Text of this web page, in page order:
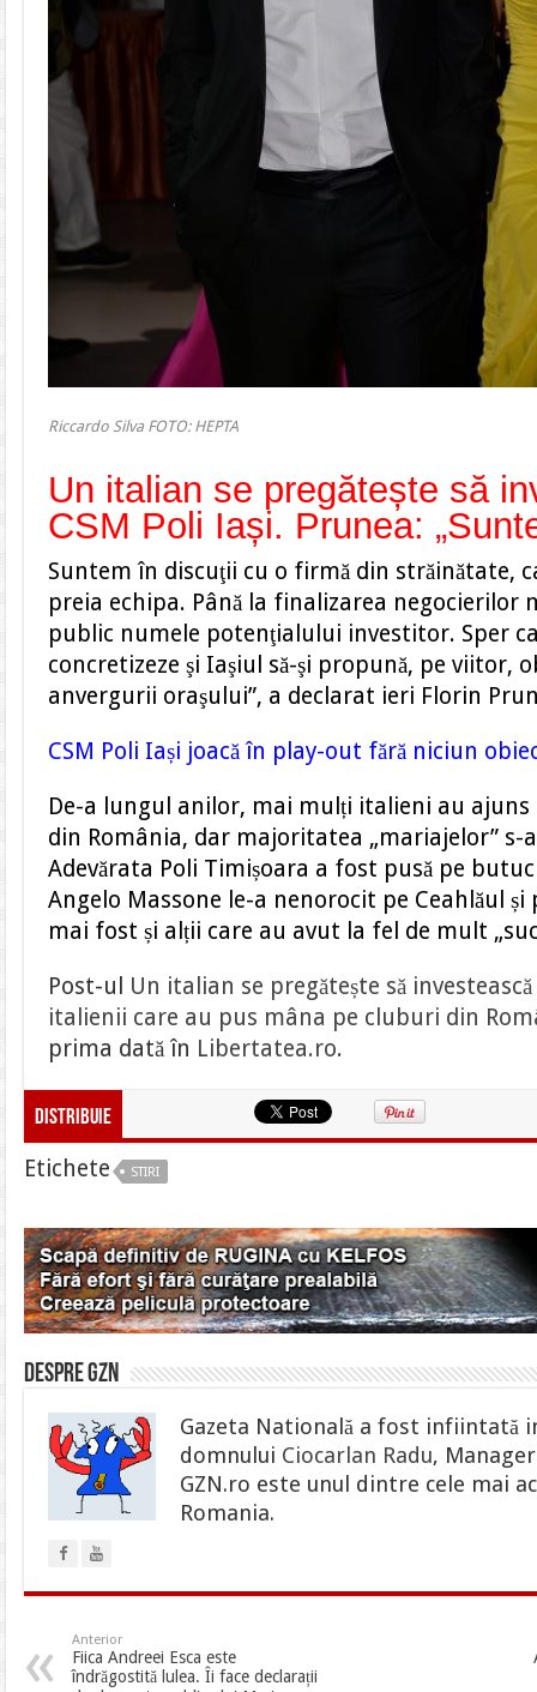
Riccardo Silva FOTO: HEPTA
Un italian se pregătește să
CSM Poli Iași. Prunea:
Suntem în discuţii cu o firmă din străinătate,
preia echipa. Până la finalizarea negocierilor
public numele potenţialului investitor. Sper
concretizeze şi Iaşiul să-şi propună, pe viitor,
anvergurii oraşului”, a declarat ieri Florin
CSM Poli Iași joacă în play-out fără niciun
De-a lungul anilor, mai mulți italieni au
din România, dar majoritatea „mariajelor”
Adevărata Poli Timișoara a fost pusă pe
Angelo Massone le-a nenorocit pe Ceahlăul și
mai fost și alții care au avut la fel de mult
Post-ul Un italian se pregătește să
italienii care au pus mâna pe cluburi din
prima dată în Libertatea.ro.
Distribuie
Etichete STIRI
Despre gzn
Gazeta Natională a fost infiintată
domnului Ciocarlan Radu,
GZN.ro este unul dintre cele mai
Romania.
Anterior
Fiica Andreei Esca este
îndrăgostită lulea. Îi face declarații